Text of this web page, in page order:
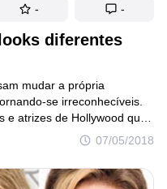
diferentes
07/05/2018
mudar a própria
se irreconhecíveis.
e atrizes de Hollywood que
projetos.
- -